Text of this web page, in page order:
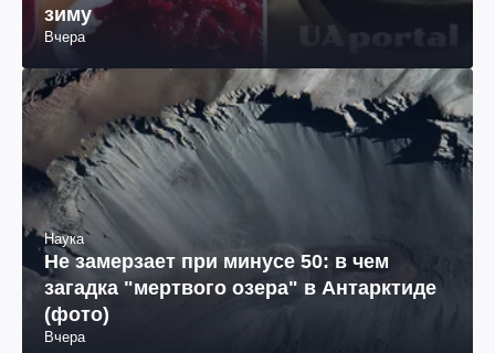
зиму
Вчера
Наука
Не замерзает при минусе 50: в чем
загадка "мертвого озера" в Антарктиде
(фото)
Вчера